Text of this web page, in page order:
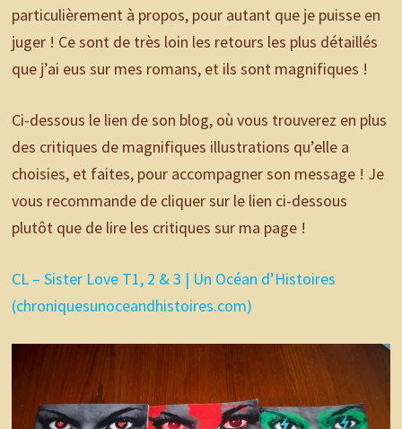
particulièrement à propos, pour autant que je puisse en
juger ! Ce sont de très loin les retours les plus détaillés
que j’ai eus sur mes romans, et ils sont magnifiques !
Ci-dessous le lien de son blog, où vous trouverez en plus
des critiques de magnifiques illustrations qu’elle a
choisies, et faites, pour accompagner son message ! Je
vous recommande de cliquer sur le lien ci-dessous
plutôt que de lire les critiques sur ma page !
CL – Sister Love T1, 2 & 3 | Un Océan d’Histoires
(chroniquesunoceandhistoires.com)